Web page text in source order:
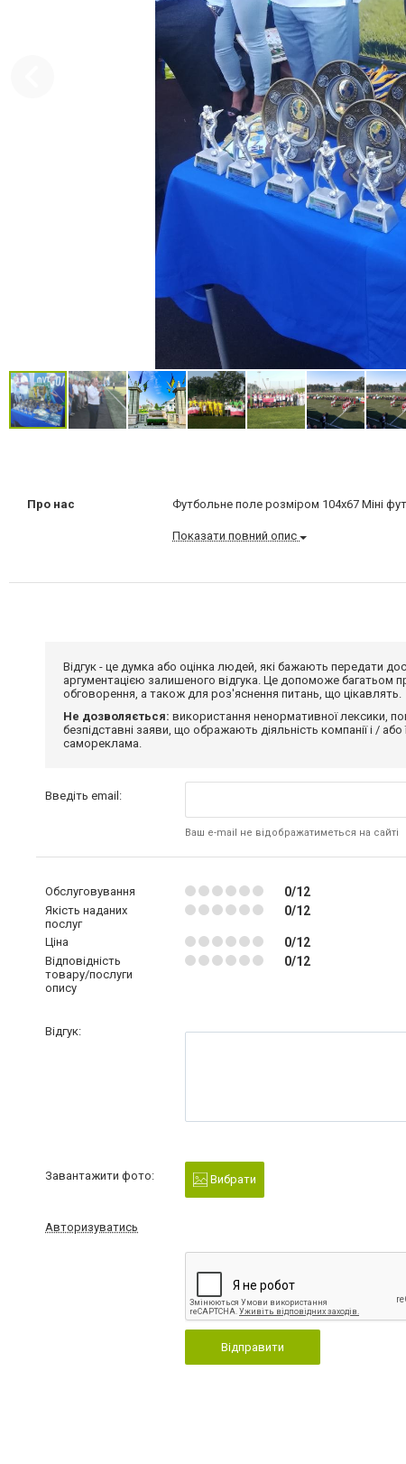
Про нас Футбольне поле розміром 104х67 Міні
Показати повний опис
Відгук - це думка або оцінка людей, які бажають передати
аргументацією залишеного відгука. Це допоможе багатьом
обговорення, а також для роз'яснення питань, що цікавлять.
Не дозволяється: використання ненормативної лексики,
безпідставні заяви, що ображають діяльність компанії і /
самореклама.
Введіть email:
Ваш e-mail не відображатиметься на сайті
Обслуговування 0/12
Якість наданих
послуг
0/12
Ціна 0/12
Відповідність
товару/послуги
опису
0/12
Відгук:
Завантажити фото: Вибрати
Авторизуватись
Відправити